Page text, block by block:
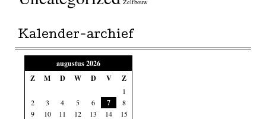
Zelfbouw
Kalender-archief
augustus 2026
Z
M D W D V Z
1
2
3 4 5 6 7
8
9
10 11 12 13 14
15